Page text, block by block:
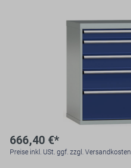
666,40 €*
Preise inkl. USt. ggf. zzgl. Versandkosten